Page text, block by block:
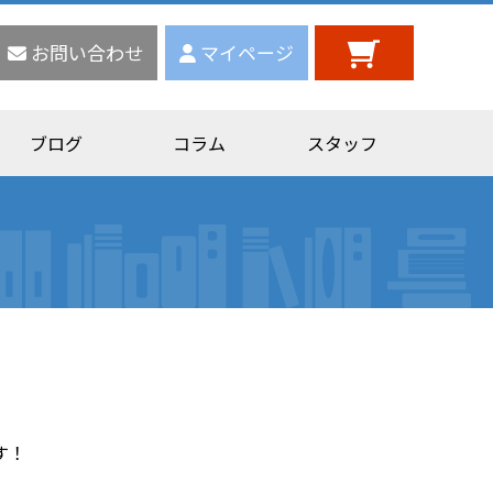
お問い合わせ マイページ
ブログ コラム スタッフ